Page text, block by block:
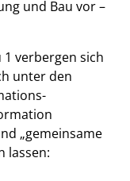
und Bau vor –
verbergen sich
unter den
„gemeinsame
lassen: